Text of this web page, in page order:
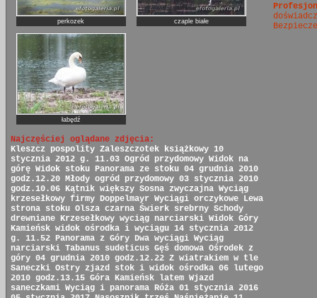
perkozek czaple białe
łabędź
Najczęściej oglądane zdjęcia:
Kleszcz pospolity Zaleszczotek książkowy 10
stycznia 2012 g. 11.03 Ogród przydomowy Widok na
górę Widok stoku Panorama ze stoku 04 grudnia 2010
godz.12.20 Młody ogród przydomowy 03 stycznia 2010
godz.10.06 Kątnik większy Sosna zwyczajna Wyciąg
krzesełkowy firmy Doppelmayr Wyciągi orczykowe Lewa
strona stoku Olsza czarna Świerk srebrny Schody
drewniane Krzesełkowy wyciąg narciarski Widok Góry
Kamieńsk widok ośrodka i wyciągu 14 stycznia 2012
g. 11.52 Panorama z Góry Dwa wyciągi Wyciąg
narciarski Tabanus sudeticus Gęś domowa Ośrodek z
góry 04 grudnia 2010 godz.12.22 Z wiatrakiem w tle
Saneczki Ostry zjazd stok i widok ośrodka 06 lutego
2010 godz.13.15 Góra Kamieńsk latem Wjazd
saneczkami Wyciąg i panorama Róża 01 stycznia 2016